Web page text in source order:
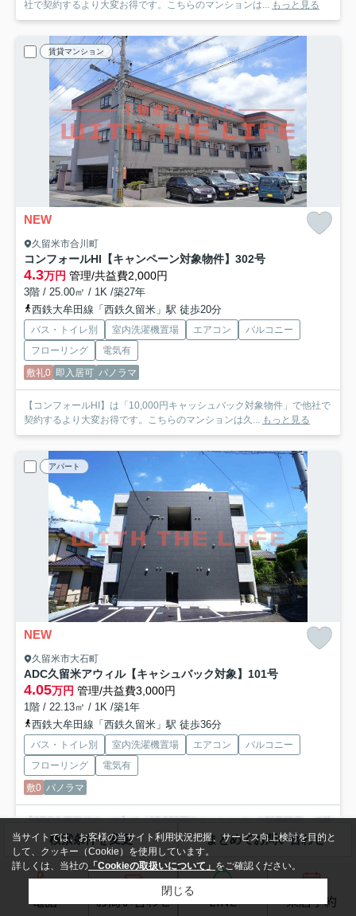
社で契約するより大変お得です。こちらのマンションは...
もっと見る
賃貸マンション
NEW
久留米市合川町
コンフォールHI【キャンペーン対象物件】 302号
4.3万円 管理/共益費2,000円
3階 / 25.00㎡ / 1K /築27年
西鉄大牟田線「西鉄久留米」駅 徒歩20分
バス・トイレ別 室内洗濯機置場 エアコン
バルコニー
フローリング
電気有
敷礼0 即入居可 パノラマ
【コンフォールHI】は「10,000円キャッシュバック対象物件」で他社で
契約するより大変お得です。こちらのマンションは久...
もっと見る
アパート
NEW
久留米市大石町
ADC久留米アウィル【キャシュバック対象】 101号
4.05万円 管理/共益費3,000円
1階 / 22.13㎡ / 1K /築1年
西鉄大牟田線「西鉄久留米」駅 徒歩36分
バス・トイレ別 室内洗濯機置場 エアコン
バルコニー
フローリング
電気有
敷0 パノラマ
【ADC久留米アウィル】は「10,000円キャッシュバック対象物件」で他
社で契約するより大変お得です。大人気のADCシリ...もっと見る
賃貸マンション
検索条件を変更 まとめてお問い合わせ
電話 お問い合わせ LINE 来店予約
当サイトでは、お客様の当サイト利用状況把握、サービス向上検討を目的と
して、クッキー（Cookie）を使用しています。
詳しくは、当社の 「Cookieの取扱いについて」 をご確認ください。
閉じる